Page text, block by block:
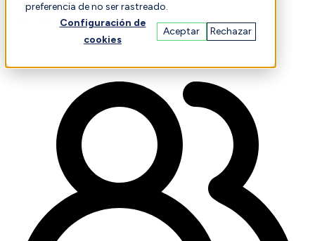
preferencia de no ser rastreado.
Configuración de
cookies
Aceptar Rechazar
Finanzas Actuación